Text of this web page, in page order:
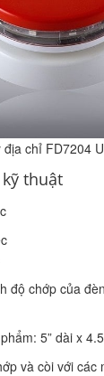
chỉ FD7204
thuật
việc :
việc : 0
việc :
độ chớp của
5” dài x
và còi với các